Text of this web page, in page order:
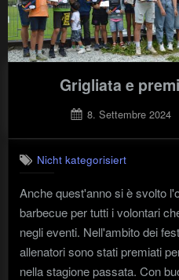
Grigliata e
Posted
8. Settembre 2024
Nicht kategorisiert
Anche quest'anno si è svolto
barbecue per tutti i volontari
negli eventi. Nell'ambito dei
allenatori sono stati premiati
nella stagione passata. Con